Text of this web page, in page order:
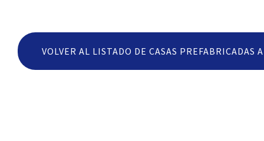
VOLVER AL LISTADO DE CASAS PREFABRICADAS